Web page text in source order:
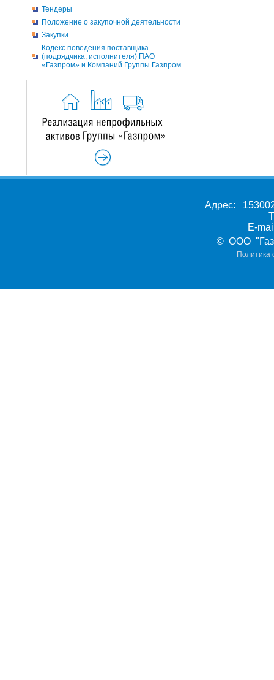
Тендеры
Положение о закупочной деятельности
Закупки
Кодекс поведения поставщика
(подрядчика, исполнителя) ПАО
«Газпром» и Компаний Группы Газпром
Адрес:
E-
© ООО
Политика